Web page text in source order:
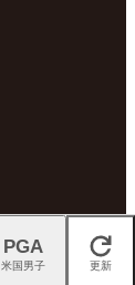
閉じる
PGA
米国男子 更新